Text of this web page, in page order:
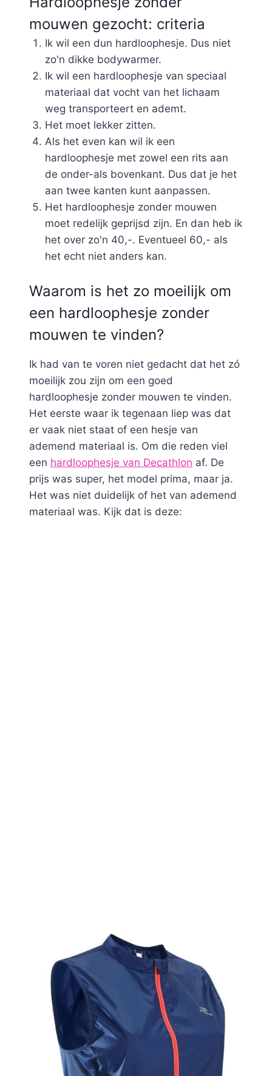
mouwen gezocht: criteria
Ik wil een dun hardloophesje. Dus niet
zo'n dikke bodywarmer.
Ik wil een hardloophesje van speciaal
materiaal dat vocht van het lichaam
weg transporteert en ademt.
Het moet lekker zitten.
Als het even kan wil ik een
hardloophesje met zowel een rits aan
de onder-als bovenkant. Dus dat je het
aan twee kanten kunt aanpassen.
Het hardloophesje zonder mouwen
moet redelijk geprijsd zijn. En dan heb ik
het over zo'n 40,-. Eventueel 60,- als
het echt niet anders kan.
Waarom is het zo moeilijk om
een hardloophesje zonder
mouwen te vinden?
Ik had van te voren niet gedacht dat het zó
moeilijk zou zijn om een goed
hardloophesje zonder mouwen te vinden.
Het eerste waar ik tegenaan liep was dat
er vaak niet staat of een hesje van
ademend materiaal is. Om die reden viel
een hardloophesje van Decathlon af. De
prijs was super, het model prima, maar ja.
Het was niet duidelijk of het van ademend
materiaal was. Kijk dat is deze: